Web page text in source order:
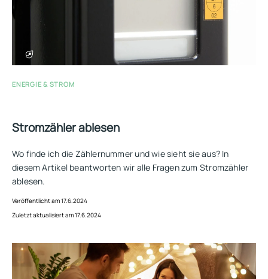
ENERGIE & STROM
Stromzähler ablesen
Wo finde ich die Zählernummer und wie sieht sie aus? In
diesem Artikel beantworten wir alle Fragen zum Stromzähler
ablesen.
Veröffentlicht am 17.6.2024
Zuletzt aktualisiert am 17.6.2024